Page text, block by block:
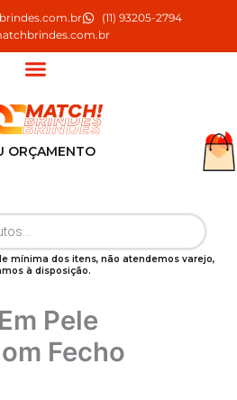
(11) 93205-2794
ORÇAMENTO
mínima dos itens, não atendemos varejo,
à disposição.
Pele
Fecho